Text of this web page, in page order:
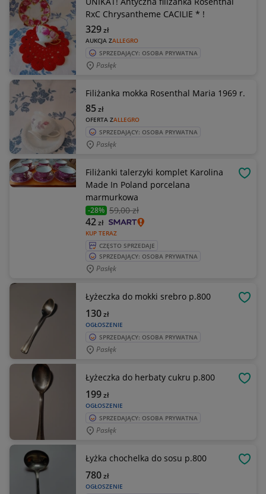
RxC Chrysantheme CACILIE * !
AUKCJA ZALLEGRO
329zł
SPRZEDAJĄCY: OSOBA PRYWATNA
Pasłęk
Filiżanka mokka Rosenthal Maria 1969 r.
OFERTA ZALLEGRO
85zł
SPRZEDAJĄCY: OSOBA PRYWATNA
Pasłęk
Filiżanki talerzyki komplet Karolina
Made In Poland porcelana
marmurkowa
-28% 59,00 zł
KUP TERAZ
42zł
CZĘSTO SPRZEDAJE
SPRZEDAJĄCY: OSOBA PRYWATNA
Pasłęk
Łyżeczka do mokki srebro p.800
OGŁOSZENIE
130zł
SPRZEDAJĄCY: OSOBA PRYWATNA
Pasłęk
Łyżeczka do herbaty cukru p.800
OGŁOSZENIE
199zł
SPRZEDAJĄCY: OSOBA PRYWATNA
Pasłęk
Łyżka chochelka do sosu p.800
OGŁOSZENIE
780zł